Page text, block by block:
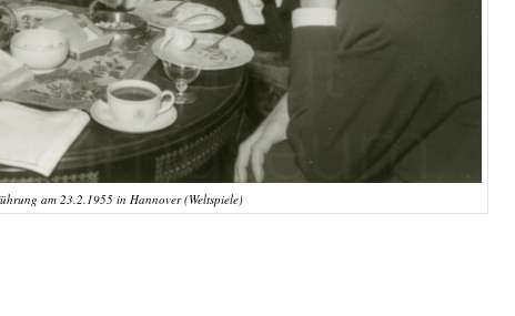
am 23.2.1955 in Hannover (Weltspiele)